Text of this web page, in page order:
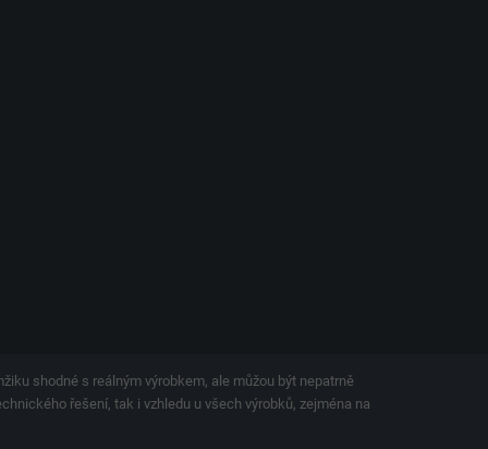
shodné s reálným výrobkem, ale můžou být nepatrně
řešení, tak i vzhledu u všech výrobků, zejména na